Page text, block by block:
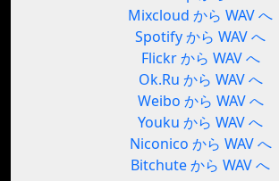
Mixcloud から WAV へ
Spotify から WAV へ
Flickr から WAV へ
Ok.Ru から WAV へ
Weibo から WAV へ
Youku から WAV へ
Niconico から WAV へ
Bitchute から WAV へ